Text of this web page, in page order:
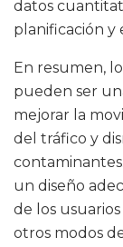
datos
planificación y
En resumen,
pueden ser
mejorar la
del tráfico y
un diseño
de los
otros modos